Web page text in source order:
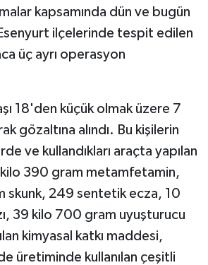
kapsamında dün ve bugün
ilçelerinde tespit edilen
üç ayrı operasyon
18'den küçük olmak üzere 7
gözaltına alındı. Bu kişilerin
ve kullandıkları araçta yapılan
390 gram metamfetamin,
skunk, 249 sentetik ecza, 10
39 kilo 700 gram uyuşturucu
kimyasal katkı maddesi,
üretiminde kullanılan çeşitli